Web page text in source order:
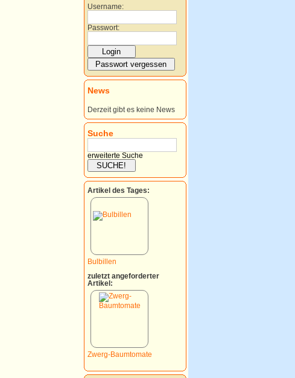
Username:
Passwort:
News
Derzeit gibt es keine News
Suche
erweiterte Suche
Artikel des Tages:
Bulbillen
zuletzt angeforderter
Artikel:
Zwerg-Baumtomate